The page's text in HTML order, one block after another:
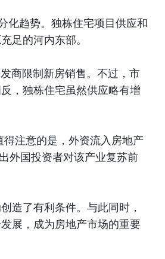
化趋势。独栋住宅项目供应和
足的河内东部。
商限制新房销售。不过，市
，独栋住宅虽然供应略有增
注意的是，外资流入房地产
外国投资者对该产业复苏前
造了有利条件。与此同时，
展，成为房地产市场的重要